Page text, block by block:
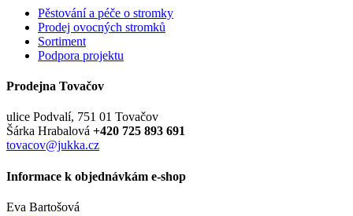
Pěstování a péče o stromky
Prodej ovocných stromků
Sortiment
Podpora projektu
Prodejna Tovačov
ulice Podvalí, 751 01 Tovačov
Šárka Hrabalová +420 725 893 691
tovacov@jukka.cz
Informace k objednávkám e-shop
Eva Bartošová